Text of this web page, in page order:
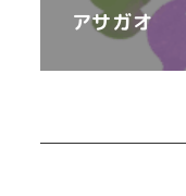
アサガオ